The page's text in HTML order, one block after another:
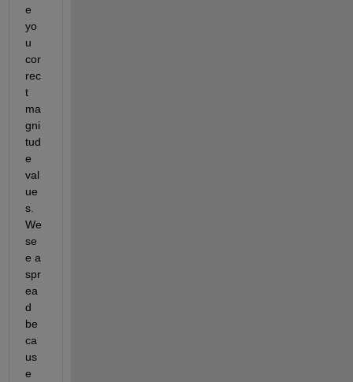
e
yo
u
cor
rec
t
ma
gni
tud
e
val
ue
s.
We
se
e a
spr
ea
d
be
ca
us
e